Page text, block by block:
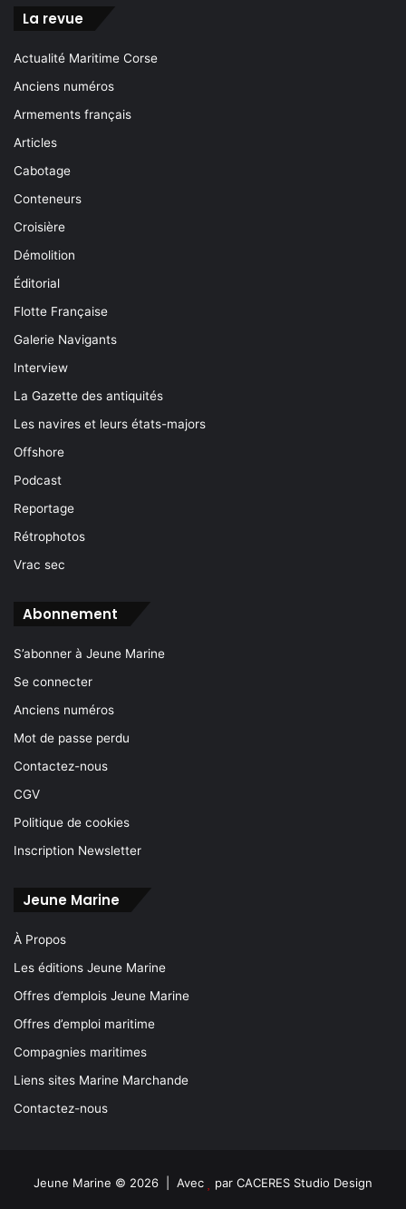
La revue
Actualité Maritime Corse
Anciens numéros
Armements français
Articles
Cabotage
Conteneurs
Croisière
Démolition
Éditorial
Flotte Française
Galerie Navigants
Interview
La Gazette des antiquités
Les navires et leurs états-majors
Offshore
Podcast
Reportage
Rétrophotos
Vrac sec
Abonnement
S’abonner à Jeune Marine
Se connecter
Anciens numéros
Mot de passe perdu
Contactez-nous
CGV
Politique de cookies
Inscription Newsletter
Jeune Marine
À Propos
Les éditions Jeune Marine
Offres d’emplois Jeune Marine
Offres d’emploi maritime
Compagnies maritimes
Liens sites Marine Marchande
Contactez-nous
Jeune Marine © 2026 | Avec par CACERES Studio Design